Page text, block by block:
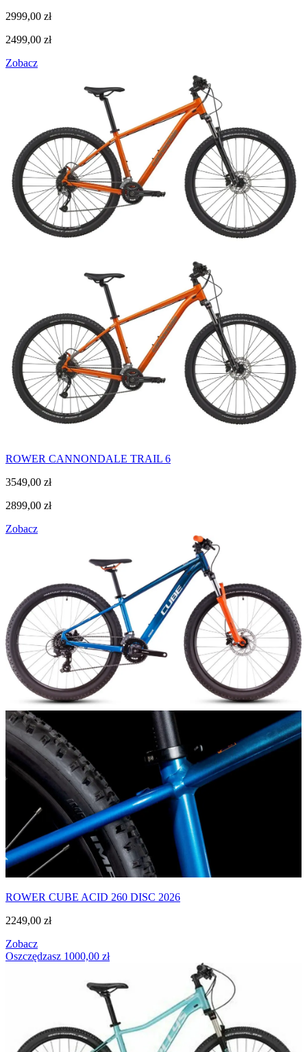
2999,00 zł
2499,00 zł
Zobacz
ROWER CANNONDALE TRAIL 6
3549,00 zł
2899,00 zł
Zobacz
ROWER CUBE ACID 260 DISC 2026
2249,00 zł
Zobacz
Oszczędzasz 1000,00 zł